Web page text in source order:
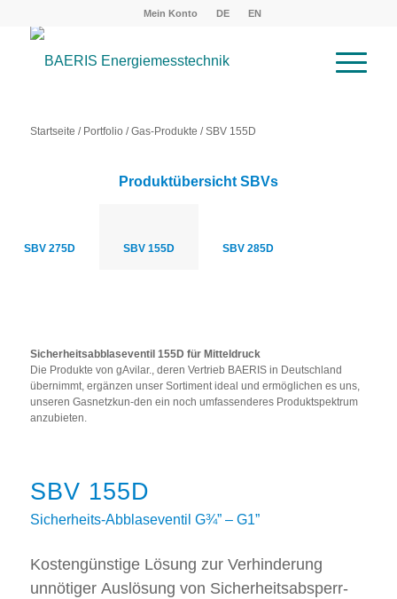
Mein Konto DE EN
Startseite / Portfolio /Gas-Produkte / SBV 155D
Produktübersicht SBVs
SBV 275D SBV 155D SBV 285D
Sicherheitsabblaseventil 155D für Mitteldruck
Die Produkte von gAvilar., deren Vertrieb BAERIS in Deutschland
übernimmt, ergänzen unser Sortiment ideal und ermöglichen es uns,
unseren Gasnetzkun-den ein noch umfassenderes Produktspektrum
anzubieten.
SBV 155D
Sicherheits-Abblaseventil G¾” – G1”
Kostengünstige Lösung zur Verhinderung
unnötiger Auslösung von Sicherheits­absperr­